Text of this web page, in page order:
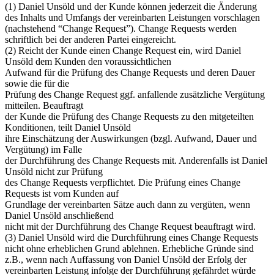
(1) Daniel Unsöld und der Kunde können jederzeit die Änderung
des Inhalts und Umfangs der vereinbarten Leistungen vorschlagen
(nachstehend “Change Request”). Change Requests werden
schriftlich bei der anderen Partei eingereicht.
(2) Reicht der Kunde einen Change Request ein, wird Daniel
Unsöld dem Kunden den voraussichtlichen
Aufwand für die Prüfung des Change Requests und deren Dauer
sowie die für die
Prüfung des Change Request ggf. anfallende zusätzliche Vergütung
mitteilen. Beauftragt
der Kunde die Prüfung des Change Requests zu den mitgeteilten
Konditionen, teilt Daniel Unsöld
ihre Einschätzung der Auswirkungen (bzgl. Aufwand, Dauer und
Vergütung) im Falle
der Durchführung des Change Requests mit. Anderenfalls ist Daniel
Unsöld nicht zur Prüfung
des Change Requests verpflichtet. Die Prüfung eines Change
Requests ist vom Kunden auf
Grundlage der vereinbarten Sätze auch dann zu vergüten, wenn
Daniel Unsöld anschließend
nicht mit der Durchführung des Change Request beauftragt wird.
(3) Daniel Unsöld wird die Durchführung eines Change Requests
nicht ohne erheblichen Grund ablehnen. Erhebliche Gründe sind
z.B., wenn nach Auffassung von Daniel Unsöld der Erfolg der
vereinbarten Leistung infolge der Durchführung gefährdet würde